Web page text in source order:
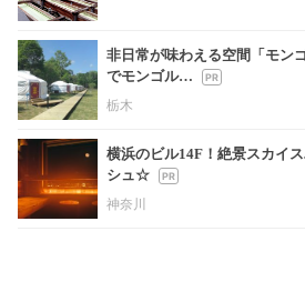
非日常が味わえる空間「モン
でモンゴル…
栃木
横浜のビル14F！絶景スカイ
シュ☆
神奈川